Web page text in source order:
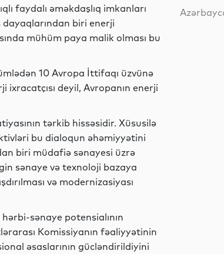
faydalı əməkdaşlıq imkanları
biri enerji
mühüm paya malik olması bu
10 Avropa İttifaqı üzvünə
ixracatçısı deyil, Avropanın enerji
tərkib hissəsidir. Xüsusilə
bu dialoqun əhəmiyyətini
biri müdafiə sənayesi üzrə
sənaye və texnoloji bazaya
və modernizasiyası
sənaye potensialının
Komissiyanın fəaliyyətinin
əsaslarının gücləndirildiyini